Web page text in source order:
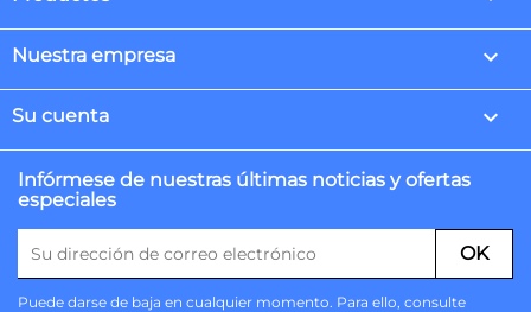
Nuestra empresa 
Su cuenta 
Infórmese de nuestras últimas noticias y ofertas
especiales
Puede darse de baja en cualquier momento. Para ello, consulte